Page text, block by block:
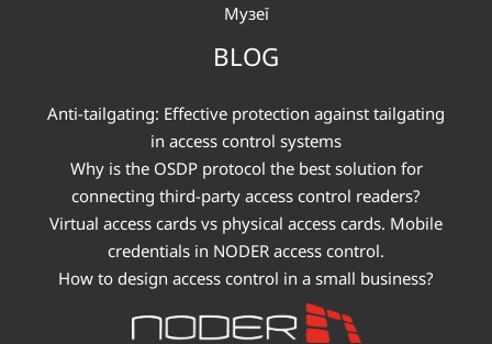
Музеї
BLOG
Anti-tailgating: Effective protection against tailgating
in access control systems
Why is the OSDP protocol the best solution for
connecting third-party access control readers?
Virtual access cards vs physical access cards. Mobile
credentials in NODER access control.
How to design access control in a small business?